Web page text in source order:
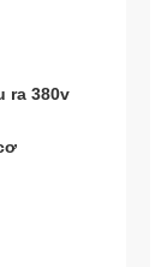
ra 380v